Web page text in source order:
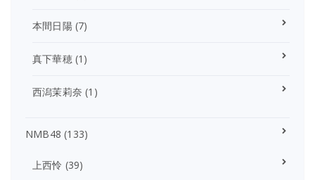
本間日陽(7)
真下華穂(1)
西潟茉莉奈 (1)
NMB48 (133)
上西怜 (39)